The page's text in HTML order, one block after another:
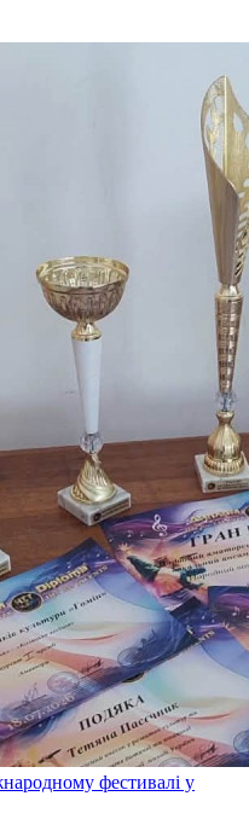
фестивалі у